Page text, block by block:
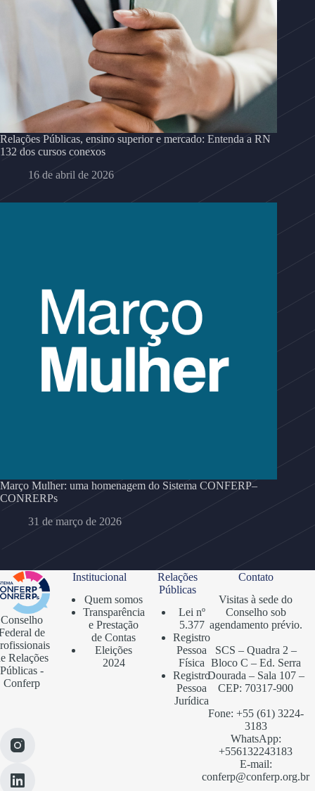
Relações Públicas, ensino superior e mercado: Entenda a RN
132 dos cursos conexos
16 de abril de 2026
Março Mulher: uma homenagem do Sistema CONFERP–
CONRERPs
31 de março de 2026
Conselho
de
Relações
Públicas -
Conferp
Institucional
Quem somos
Transparência
e Prestação
de Contas
Eleições
2024
Relações
Públicas
Lei nº
5.377
Registro
Pessoa
Física
Registro
Pessoa
Jurídica
Contato
Visitas à sede do
Conselho sob
agendamento prévio.
SCS – Quadra 2 –
Bloco C – Ed. Serra
Dourada – Sala 107 –
CEP: 70317-900
Fone: +55 (61) 3224-
3183
WhatsApp:
+556132243183
E-mail:
conferp@conferp.org.br